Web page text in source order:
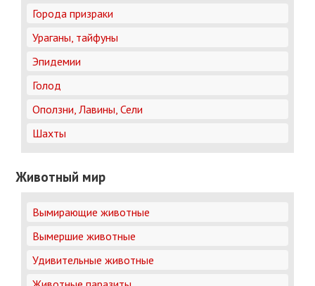
Города призраки
Ураганы, тайфуны
Эпидемии
Голод
Оползни, Лавины, Сели
Шахты
Животный мир
Вымирающие животные
Вымершие животные
Удивительные животные